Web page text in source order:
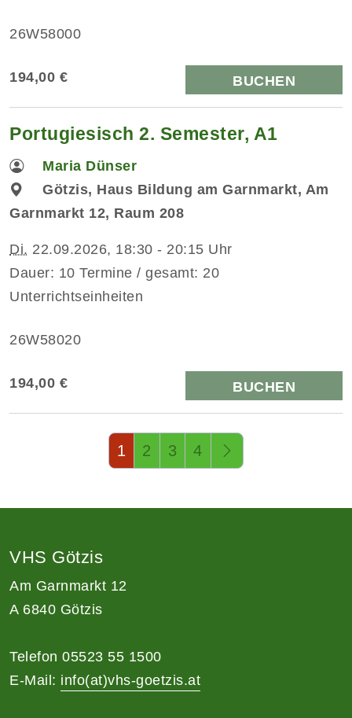
26W58000
194,00 € BUCHEN
Portugiesisch 2. Semester, A1
Maria Dünser
Götzis, Haus Bildung am Garnmarkt, Am
Garnmarkt 12, Raum 208
Di. 22.09.2026, 18:30 - 20:15 Uhr
Dauer: 10 Termine / gesamt: 20
Unterrichtseinheiten
26W58020
194,00 € BUCHEN
1 2 3 4
VHS Götzis
Am Garnmarkt 12
A 6840 Götzis
Telefon 05523 55 1500
E-Mail: info(at)vhs-goetzis.at